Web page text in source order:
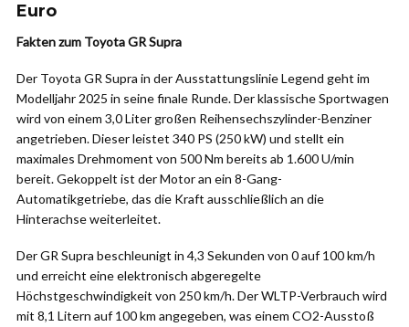
Euro
Fakten zum Toyota GR Supra
Der Toyota GR Supra in der Ausstattungslinie Legend geht im
Modelljahr 2025 in seine finale Runde. Der klassische Sportwagen
wird von einem 3,0 Liter großen Reihensechszylinder-Benziner
angetrieben. Dieser leistet 340 PS (250 kW) und stellt ein
maximales Drehmoment von 500 Nm bereits ab 1.600 U/min
bereit. Gekoppelt ist der Motor an ein 8-Gang-
Automatikgetriebe, das die Kraft ausschließlich an die
Hinterachse weiterleitet.
Der GR Supra beschleunigt in 4,3 Sekunden von 0 auf 100 km/h
und erreicht eine elektronisch abgeregelte
Höchstgeschwindigkeit von 250 km/h. Der WLTP-Verbrauch wird
mit 8,1 Litern auf 100 km angegeben, was einem CO2-Ausstoß